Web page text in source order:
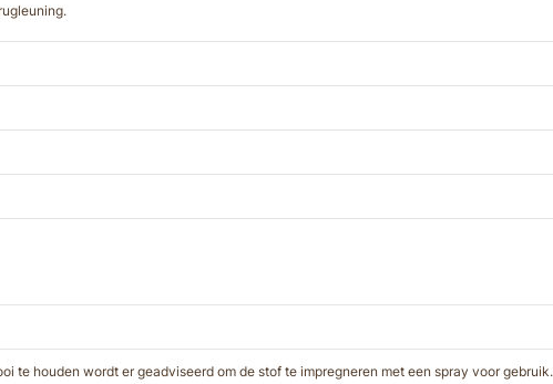
te houden wordt er geadviseerd om de stof te impregneren met een spray voor gebruik.